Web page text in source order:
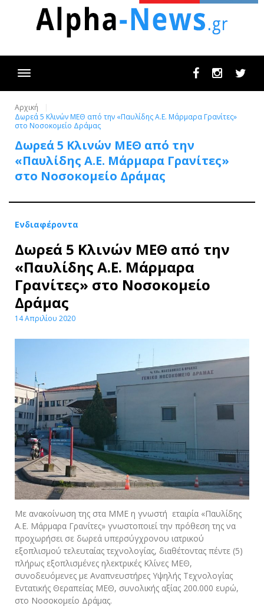
FacebookInstagram
Αρχική
Δωρεά 5 Κλινών ΜΕΘ από την «Παυλίδης Α.Ε. Μάρμαρα Γρανίτες»
στο Νοσοκομείο Δράμας
Δωρεά 5 Κλινών ΜΕΘ από την
«Παυλίδης Α.Ε. Μάρμαρα Γρανίτες»
στο Νοσοκομείο Δράμας
Ενδιαφέροντα
Δωρεά 5 Κλινών ΜΕΘ από την
«Παυλίδης Α.Ε. Μάρμαρα
Γρανίτες» στο Νοσοκομείο
Δράμας
14 Απριλίου 2020
Με ανακοίνωση της στα ΜΜΕ η γνωστή εταιρία «Παυλίδης
Α.Ε. Μάρμαρα Γρανίτες» γνωστοποιεί την πρόθεση της να
προχωρήσει σε δωρεά υπερσύγχρονου ιατρικού
εξοπλισμού τελευταίας τεχνολογίας, διαθέτοντας πέντε (5)
πλήρως εξοπλισμένες ηλεκτρικές Κλίνες ΜΕΘ,
συνοδευόμενες με Αναπνευστήρες Υψηλής Τεχνολογίας
Εντατικής Θεραπείας ΜΕΘ, συνολικής αξίας 200.000 ευρώ,
στο Νοσοκομείο Δράμας.